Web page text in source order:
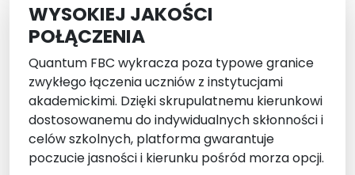
WYSOKIEJ JAKOŚCI
POŁĄCZENIA
Quantum FBC wykracza poza typowe granice
zwykłego łączenia uczniów z instytucjami
akademickimi. Dzięki skrupulatnemu kierunkowi
dostosowanemu do indywidualnych skłonności i
celów szkolnych, platforma gwarantuje
poczucie jasności i kierunku pośród morza opcji.